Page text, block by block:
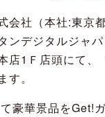
会社（本社:東京
ンデジタルジャ
店1Ｆ店頭にて
。
豪華景品をGet!